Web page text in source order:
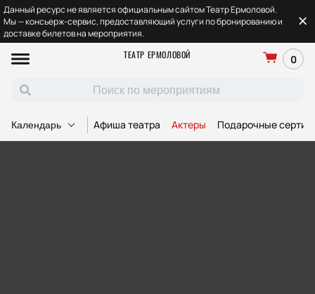
Данный ресурс не является официальным сайтом Театр Ермоловой.
Мы — консьерж-сервис, предоставляющий услуги по бронированию и
доставке билетов на мероприятия.
ТЕАТР ЕРМОЛОВОЙ
0
Календарь Афиша театра Актеры Подарочные